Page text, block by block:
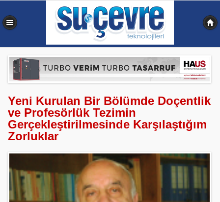
Yeni Kurulan Bir Bölümde Doçentlik
ve Profesörlük Tezimin
Gerçekleştirilmesinde Karşılaştığım
Zorluklar
0,348 sn